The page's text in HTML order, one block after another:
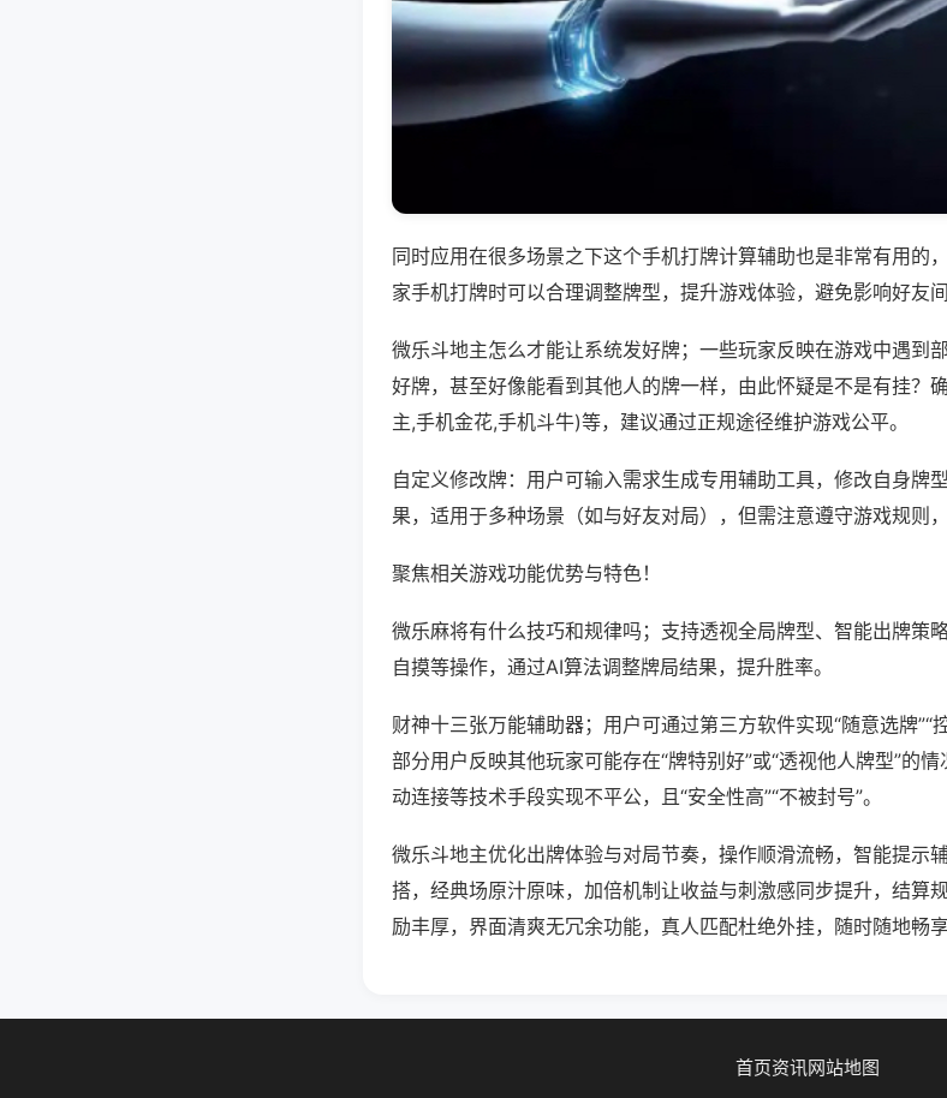
同时应用在很多场景之下这个手机打牌计算辅助也是非常有用的
家手机打牌时可以合理调整牌型，提升游戏体验，避免影响好友间
微乐斗地主怎么才能让系统发好牌；一些玩家反映在游戏中遇到
好牌，甚至好像能看到其他人的牌一样，由此怀疑是不是有挂？
主,手机金花,手机斗牛)等，建议通过正规途径维护游戏公平。
自定义修改牌：用户可输入需求生成专用辅助工具，修改自身牌
果，适用于多种场景（如与好友对局），但需注意遵守游戏规则，
聚焦相关游戏功能优势与特色！
微乐麻将有什么技巧和规律吗；支持透视全局牌型、智能出牌策
自摸等操作，通过AI算法调整牌局结果，提升胜率。
财神十三张万能辅助器；用户可通过第三方软件实现“随意选牌”“
部分用户反映其他玩家可能存在“牌特别好”或“透视他人牌型”的
动连接等技术手段实现不平公，且“安全性高”“不被封号”。
微乐斗地主优化出牌体验与对局节奏，操作顺滑流畅，智能提示
搭，经典场原汁原味，加倍机制让收益与刺激感同步提升，结算
励丰厚，界面清爽无冗余功能，真人匹配杜绝外挂，随时随地畅
首页资讯网站地图